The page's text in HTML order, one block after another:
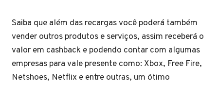
Saiba que além das recargas você poderá também
vender outros produtos e serviços, assim receberá o
valor em cashback e podendo contar com algumas
empresas para vale presente como: Xbox, Free Fire,
Netshoes, Netflix e entre outras, um ótimo